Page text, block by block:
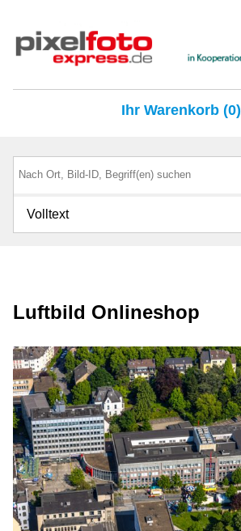
Ihr Warenkorb (0)
Volltext
Luftbild Onlineshop